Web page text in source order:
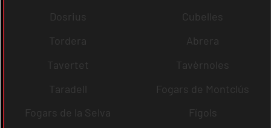
Dosrius
Cubelles
Tordera
Abrera
Tavertet
Tavèrnoles
Taradell
Fogars de Montclús
Fogars de la Selva
Fígols